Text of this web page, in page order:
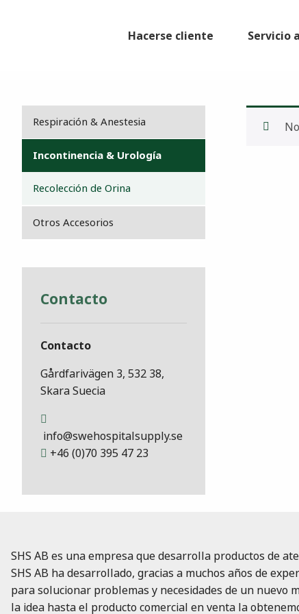
Hacerse cliente Servicio
Respiración & Anestesia
Incontinencia & Urología
Recolección de Orina
Otros Accesorios
Contacto
Contacto
Gårdfarivägen 3, 532 38,
Skara Suecia
info@swehospitalsupply.se
+46 (0)70 395 47 23
SHS AB es una empresa que desarrolla productos de
SHS AB ha desarrollado, gracias a muchos años de
para solucionar problemas y necesidades de un nuevo
la idea hasta el producto comercial en venta la